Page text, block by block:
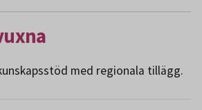
med regionala tillägg.